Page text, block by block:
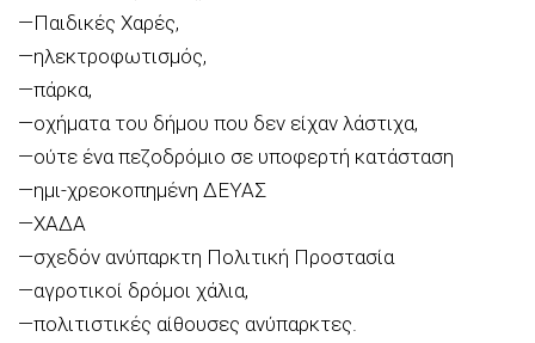
—Παιδικές Χαρές,
—ηλεκτροφωτισμός,
—πάρκα,
—οχήματα του δήμου που δεν είχαν λάστιχα,
—ούτε ένα πεζοδρόμιο σε υποφερτή κατάσταση
—ημι-χρεοκοπημένη ΔΕΥΑΣ
—ΧΑΔΑ
—σχεδόν ανύπαρκτη Πολιτική Προστασία
—αγροτικοί δρόμοι χάλια,
—πολιτιστικές αίθουσες ανύπαρκτες.